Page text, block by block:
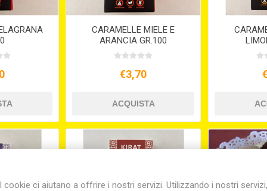
CARAMELLE MIELE E
ARANCIA GR.100
€3,70
I cookie ci aiutano a offrire i nostri servizi. Utilizzando i nostri servizi,